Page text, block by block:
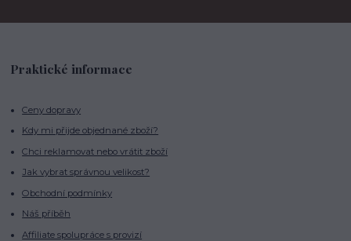
Praktické informace
Ceny dopravy
Kdy mi přijde objednané zboží?
Chci reklamovat nebo vrátit zboží
Jak vybrat správnou velikost?
Obchodní podmínky
Náš příběh
Affiliate spolupráce s provizí